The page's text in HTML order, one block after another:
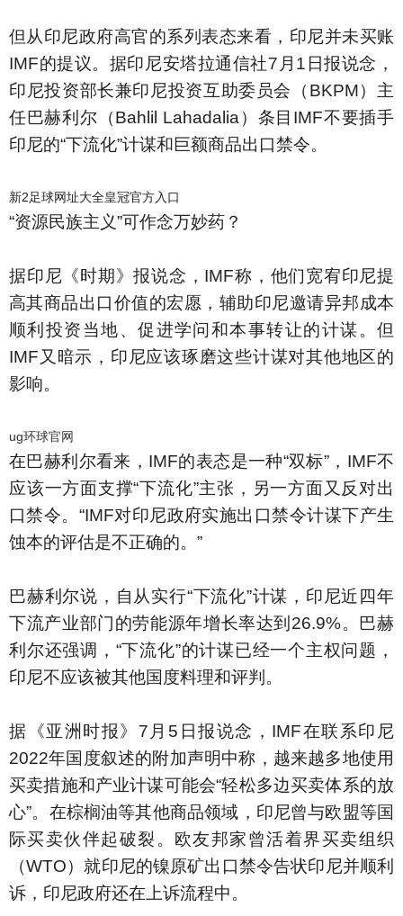
但从印尼政府高官的系列表态来看，印尼并未买账
IMF的提议。据印尼安塔拉通信社7月1日报说念，
印尼投资部长兼印尼投资互助委员会（BKPM）主
任巴赫利尔（Bahlil Lahadalia）条目IMF不要插手
印尼的“下流化”计谋和巨额商品出口禁令。
新2足球网址大全皇冠官方入口
“资源民族主义”可作念万妙药？
据印尼《时期》报说念，IMF称，他们宽宥印尼提
高其商品出口价值的宏愿，辅助印尼邀请异邦成本
顺利投资当地、促进学问和本事转让的计谋。但
IMF又暗示，印尼应该琢磨这些计谋对其他地区的
影响。
ug环球官网
在巴赫利尔看来，IMF的表态是一种“双标”，IMF不
应该一方面支撑“下流化”主张，另一方面又反对出
口禁令。“IMF对印尼政府实施出口禁令计谋下产生
蚀本的评估是不正确的。”
巴赫利尔说，自从实行“下流化”计谋，印尼近四年
下流产业部门的劳能源年增长率达到26.9%。巴赫
利尔还强调，“下流化”的计谋已经一个主权问题，
印尼不应该被其他国度料理和评判。
据《亚洲时报》7月5日报说念，IMF在联系印尼
2022年国度叙述的附加声明中称，越来越多地使用
买卖措施和产业计谋可能会“轻松多边买卖体系的放
心”。在棕榈油等其他商品领域，印尼曾与欧盟等国
际买卖伙伴起破裂。欧友邦家曾活着界买卖组织
（WTO）就印尼的镍原矿出口禁令告状印尼并顺利
诉，印尼政府还在上诉流程中。